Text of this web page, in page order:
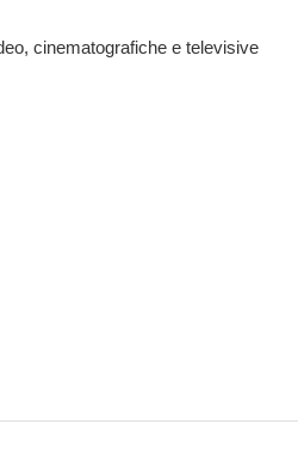
cinematografiche e televisive